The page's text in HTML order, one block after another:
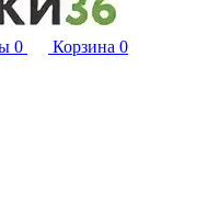
0 Корзина 0